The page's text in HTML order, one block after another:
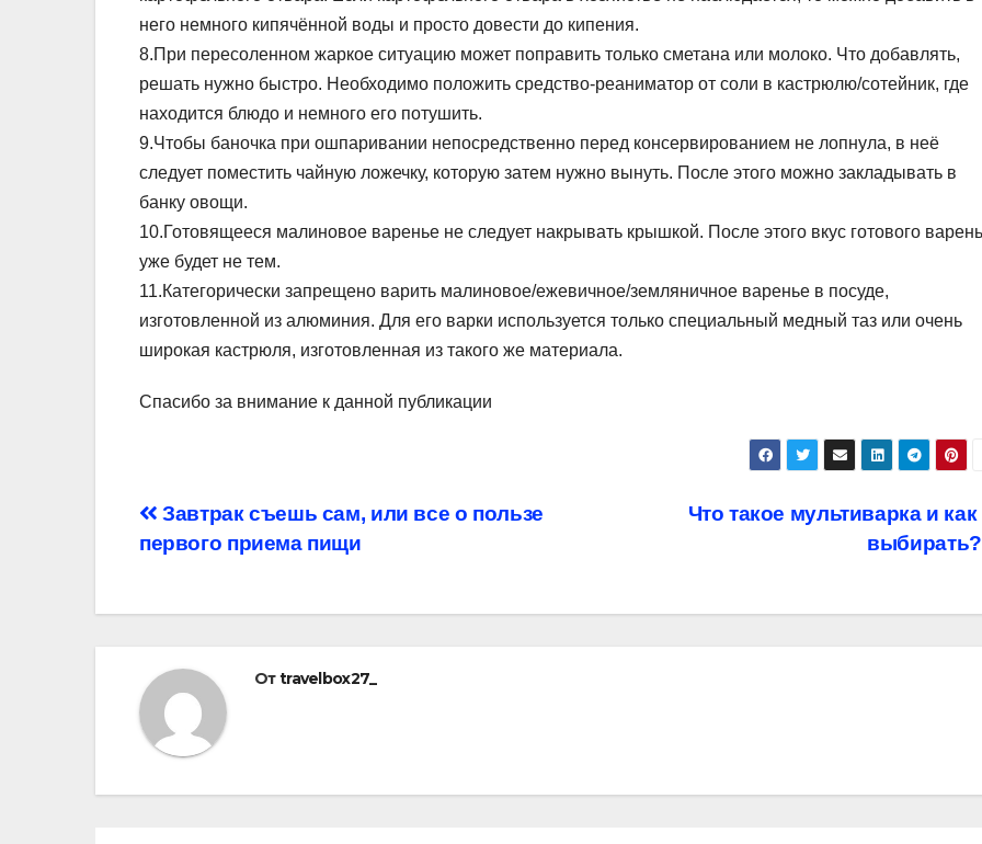
него немного кипячённой воды и просто довести до кипения.
8.При пересоленном жаркое ситуацию может поправить только сметана или молоко. Что добавлять,
решать нужно быстро. Необходимо положить средство-реаниматор от соли в кастрюлю/сотейник, где
находится блюдо и немного его потушить.
9.Чтобы баночка при ошпаривании непосредственно перед консервированием не лопнула, в неё
следует поместить чайную ложечку, которую затем нужно вынуть. После этого можно закладывать в
банку овощи.
10.Готовящееся малиновое варенье не следует накрывать крышкой. После этого вкус готового
уже будет не тем.
11.Категорически запрещено варить малиновое/ежевичное/земляничное варенье в посуде,
изготовленной из алюминия. Для его варки используется только специальный медный таз или очень
широкая кастрюля, изготовленная из такого же материала.
Спасибо за внимание к данной публикации
Навигация
по
записям
Что такое мультиварка и как
Завтрак съешь сам, или все о пользе
первого приема пищи
Отtravelbox27_